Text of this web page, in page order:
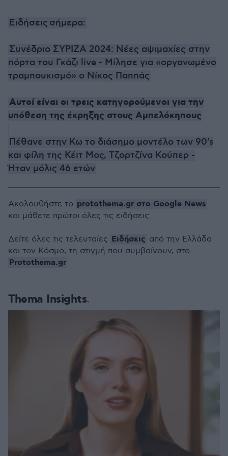
Ειδήσεις σήμερα:
Συνέδριο ΣΥΡΙΖΑ 2024: Νέες αψιμαχίες στην
πόρτα του Γκάζι live - Μίλησε για «οργανωμένο
τραμπουκισμό» ο Νίκος Παππάς
Αυτοί είναι οι τρεις κατηγορούμενοι για την
υπόθεση της έκρηξης στους Αμπελόκηπους
Πέθανε στην Κω το διάσημο μοντέλο των 90's
και φίλη της Κέιτ Μος, Τζορτζίνα Κούπερ -
Ήταν μόλις 46 ετών
Thema Insights
Ακολουθήστε το protothema.gr στο Google News
και μάθετε πρώτοι όλες τις ειδήσεις
Δείτε όλες τις τελευταίες Ειδήσεις από την Ελλάδα
και τον Κόσμο, τη στιγμή που συμβαίνουν, στο
Protothema.gr